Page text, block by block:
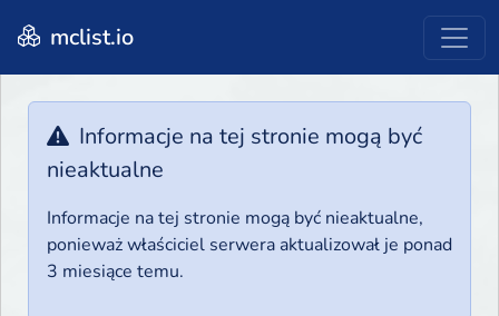
mclist.io
Informacje na tej stronie mogą być
nieaktualne
Informacje na tej stronie mogą być nieaktualne,
ponieważ właściciel serwera aktualizował je ponad
3 miesiące temu.